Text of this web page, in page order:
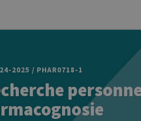
2025 / PHAR0718-1